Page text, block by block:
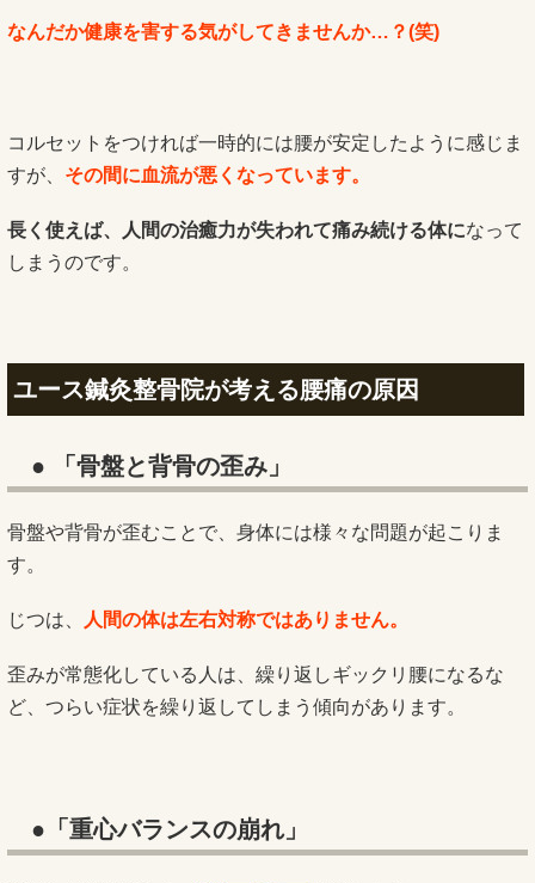
なんだか健康を害する気がしてきませんか…？(笑)
コルセットをつければ一時的には腰が安定したように感じま
すが、 その間に血流が悪くなっています。
長く使えば、人間の治癒力が失われて痛み続ける体になって
しまうのです。
ユース鍼灸整骨院が考える腰痛の原因
● 「骨盤と背骨の歪み」
骨盤や背骨が歪むことで、身体には様々な問題が起こりま
す。
じつは、 人間の体は左右対称ではありません。
歪みが常態化している人は、繰り返しギックリ腰になるな
ど、つらい症状を繰り返してしまう傾向があります。
●「重心バランスの崩れ」